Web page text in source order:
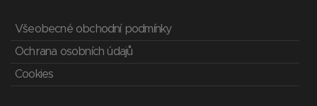
Všeobecné obchodní podmínky
Ochrana osobních údajů
Cookies